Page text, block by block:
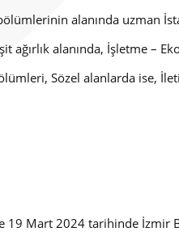
alanında uzman
alanında, İşletme –
Sözel alanlarda ise,
19 Mart 2024 tarihinde İzmir